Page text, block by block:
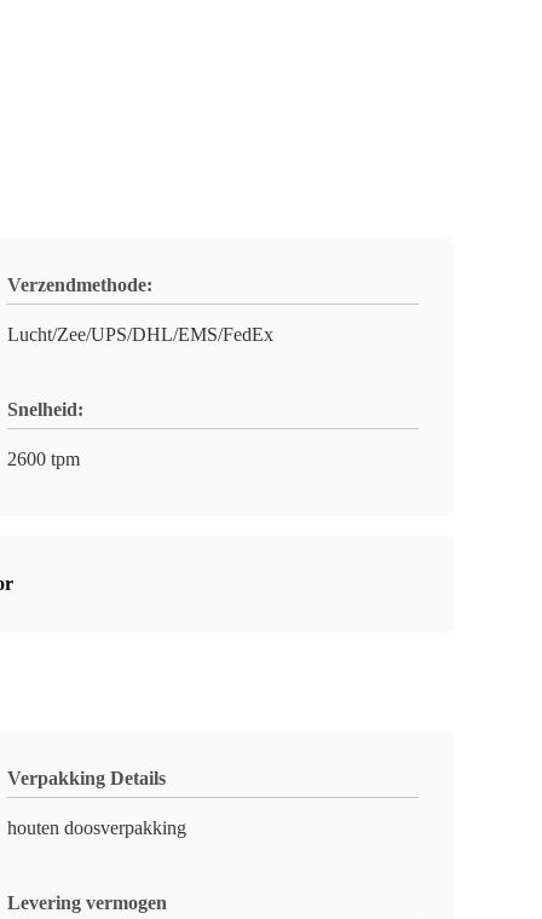
Verzendmethode:
Lucht/Zee/UPS/DHL/EMS/FedEx
Snelheid:
2600 tpm
Verpakking Details
houten doosverpakking
Levering vermogen